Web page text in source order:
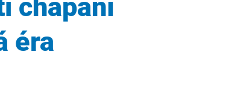
chápání
éra